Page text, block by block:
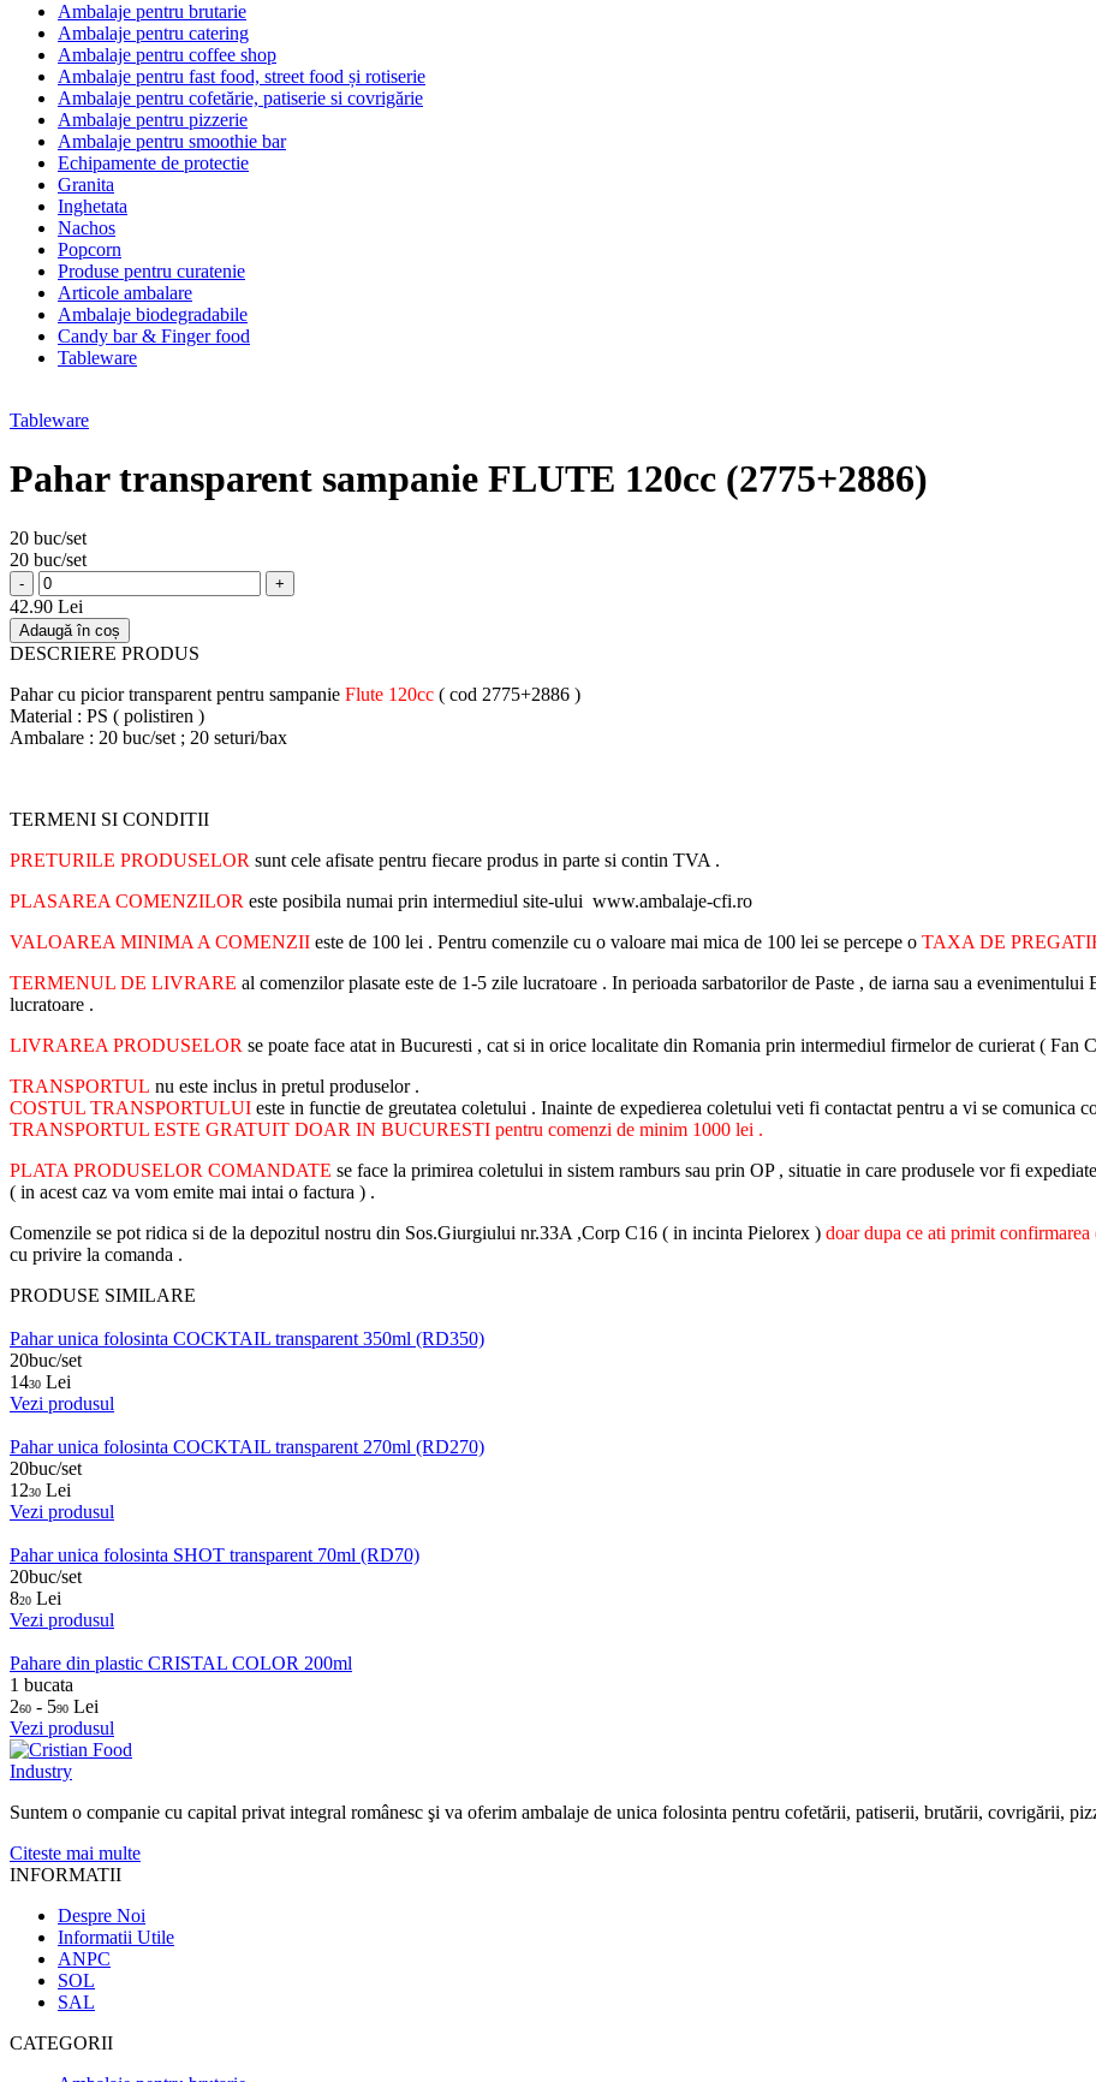
Ambalaje pentru brutarie
Ambalaje pentru catering
Ambalaje pentru coffee shop
Ambalaje pentru fast food, street food și rotiserie
Ambalaje pentru cofetărie, patiserie si covrigărie
Ambalaje pentru pizzerie
Ambalaje pentru smoothie bar
Echipamente de protectie
Granita
Inghetata
Nachos
Popcorn
Produse pentru curatenie
Articole ambalare
Ambalaje biodegradabile
Candy bar & Finger food
Tableware
Tableware
Pahar transparent sampanie FLUTE 120cc (2775+2886)
20 buc/set
20 buc/set
- +
42.90 Lei
Adaugă în coș
DESCRIERE PRODUS
Pahar cu picior transparent pentru sampanie Flute 120cc ( cod 2775+2886 )
Material : PS ( polistiren )
Ambalare : 20 buc/set ; 20 seturi/bax
TERMENI SI CONDITII
PRETURILE PRODUSELOR sunt cele afisate pentru fiecare produs in parte si contin TVA .
PLASAREA COMENZILOR este posibila numai prin intermediul site-ului www.ambalaje-cfi.ro
VALOAREA MINIMA A COMENZII este de 100 lei . Pentru comenzile cu o valoare mai mica de 100 lei se percepe o TAXA DE
TERMENUL DE LIVRARE al comenzilor plasate este de 1-5 zile lucratoare . In perioada sarbatorilor de Paste , de iarna sau a
lucratoare .
LIVRAREA PRODUSELOR se poate face atat in Bucuresti , cat si in orice localitate din Romania prin intermediul firmelor de curierat ( Fan
TRANSPORTUL nu este inclus in pretul produselor .
COSTUL TRANSPORTULUI este in functie de greutatea coletului . Inainte de expedierea coletului veti fi contactat pentru a vi se comunica
TRANSPORTUL ESTE GRATUIT DOAR IN BUCURESTI pentru comenzi de minim 1000 lei .
PLATA PRODUSELOR COMANDATE se face la primirea coletului in sistem ramburs sau prin OP , situatie in care produsele vor fi
( in acest caz va vom emite mai intai o factura ) .
Comenzile se pot ridica si de la depozitul nostru din Sos.Giurgiului nr.33A ,Corp C16 ( in incinta Pielorex ) doar dupa ce ati primit confirmarea
cu privire la comanda .
PRODUSE SIMILARE
Pahar unica folosinta COCKTAIL transparent 350ml (RD350)
20buc/set
1430 Lei
Vezi produsul
Pahar unica folosinta COCKTAIL transparent 270ml (RD270)
20buc/set
1230 Lei
Vezi produsul
Pahar unica folosinta SHOT transparent 70ml (RD70)
20buc/set
820 Lei
Vezi produsul
Pahare din plastic CRISTAL COLOR 200ml
1 bucata
260 - 590 Lei
Vezi produsul
Suntem o companie cu capital privat integral românesc şi va oferim ambalaje de unica folosinta pentru cofetării, patiserii, brutării, covrigării,
Citeste mai multe
INFORMATII
Despre Noi
Informatii Utile
ANPC
SOL
SAL
CATEGORII